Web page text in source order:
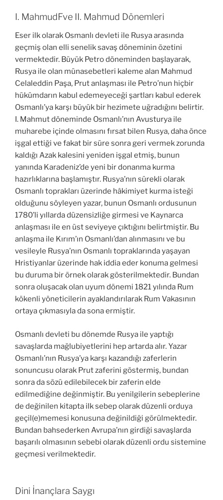
I. MahmudFve II. Mahmud Dönemleri
Eser ilk olarak Osmanlı devleti ile Rusya arasında
geçmiş olan elli senelik savaş döneminin özetini
vermektedir. Büyük Petro döneminden başlayarak,
Rusya ile olan münasebetleri kaleme alan Mahmud
Celaleddin Paşa, Prut anlaşması ile Petro’nun hiçbir
hükümdarın kabul edemeyeceği şartları kabul ederek
Osmanlı’ya karşı büyük bir hezimete uğradığını belirtir.
I. Mahmut döneminde Osmanlı’nın Avusturya ile
muharebe içinde olmasını fırsat bilen Rusya, daha önce
işgal ettiği ve fakat bir süre sonra geri vermek zorunda
kaldığı Azak kalesini yeniden işgal etmiş, bunun
yanında Karadeniz’de yeni bir donanma kurma
hazırlıklarına başlamıştır. Rusya’nın sürekli olarak
Osmanlı toprakları üzerinde hâkimiyet kurma isteği
olduğunu söyleyen yazar, bunun Osmanlı ordusunun
1780’li yıllarda düzensizliğe girmesi ve Kaynarca
anlaşması ile en üst seviyeye çıktığını belirtmiştir. Bu
anlaşma ile Kırım’ın Osmanlı’dan alınmasını ve bu
vesileyle Rusya’nın Osmanlı topraklarında yaşayan
Hristiyanlar üzerinde hak iddia eder konuma gelmesi
bu duruma bir örnek olarak gösterilmektedir. Bundan
sonra oluşacak olan uyum dönemi 1821 yılında Rum
kökenli yöneticilerin ayaklandırılarak Rum Vakasının
ortaya çıkmasıyla da sona ermiştir.
Osmanlı devleti bu dönemde Rusya ile yaptığı
savaşlarda mağlubiyetlerini hep artarda alır. Yazar
Osmanlı’nın Rusya’ya karşı kazandığı zaferlerin
sonuncusu olarak Prut zaferini göstermiş, bundan
sonra da sözü edilebilecek bir zaferin elde
edilmediğine değinmiştir. Bu yenilgilerin sebeplerine
de değinilen kitapta ilk sebep olarak düzenli orduya
geçil(e)memesi konusuna değinildiği görülmektedir.
Bundan bahsederken Avrupa’nın girdiği savaşlarda
başarılı olmasının sebebi olarak düzenli ordu sistemine
geçmesi verilmektedir.
Dini İnançlara Saygı